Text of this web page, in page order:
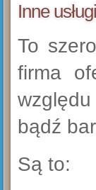
Inne
To
firma
bądź
Są to: